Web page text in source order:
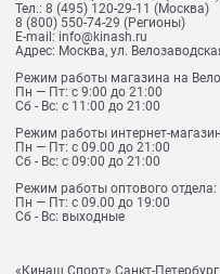
Тел.: 8 (495) 120-29-11 (Москва)
8 (800) 550-74-29 (Регионы)
E-mail: info@kinash.ru
Адрес: Москва, ул.
Режим работы магазина на
Пн — Пт: с 9:00 до 21:00
Сб - Вс: с 11:00 до 21:00
Режим работы интернет-
Пн — Пт: с 09.00 до 21:00
Сб - Вс: с 09:00 до 21:00
Режим работы оптового отдела:
Пн — Пт: с 09.00 до 19:00
Сб - Вс: выходные
«Кинаш Спорт» Санкт-Петербург